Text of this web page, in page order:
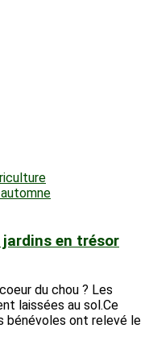
automne
en trésor
du chou ? Les
laissées au sol.Ce
bénévoles ont relevé le